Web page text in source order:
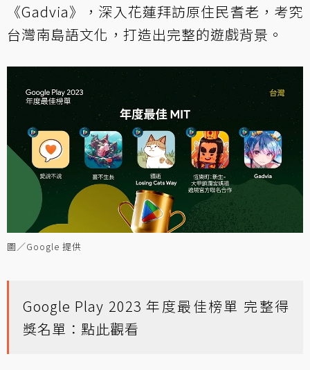
《Gadvia》，深入花蓮拜訪原住民耆老，考究
台灣南島語文化，打造出完整的遊戲背景。
圖／Google 提供
Google Play 2023 年度最佳榜單 完整得
獎名單： 點此觀看